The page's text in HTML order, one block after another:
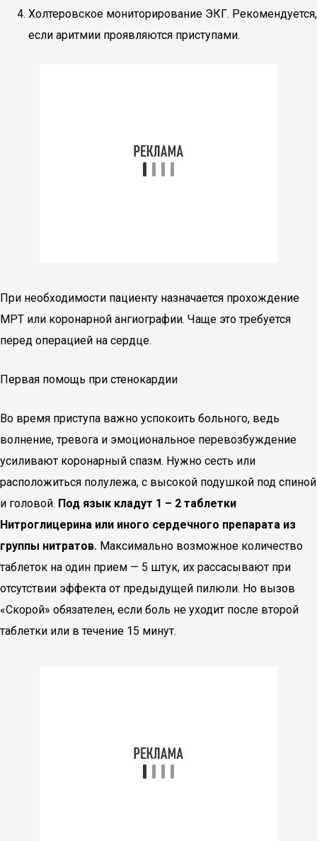
Холтеровское мониторирование ЭКГ. Рекомендуется,
если аритмии проявляются приступами.
При необходимости пациенту назначается прохождение
МРТ или коронарной ангиографии. Чаще это требуется
перед операцией на сердце.
Первая помощь при стенокардии
Во время приступа важно успокоить больного, ведь
волнение, тревога и эмоциональное перевозбуждение
усиливают коронарный спазм. Нужно сесть или
расположиться полулежа, с высокой подушкой под спиной
и головой. Под язык кладут 1 – 2 таблетки
Нитроглицерина или иного сердечного препарата из
группы нитратов. Максимально возможное количество
таблеток на один прием — 5 штук, их рассасывают при
отсутствии эффекта от предыдущей пилюли. Но вызов
«Скорой» обязателен, если боль не уходит после второй
таблетки или в течение 15 минут.